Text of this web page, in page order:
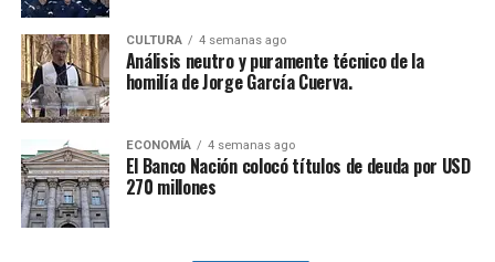
CULTURA 4 semanas ago
Análisis neutro y puramente técnico de la
homilía de Jorge García Cuerva.
ECONOMÍA 4 semanas ago
El Banco Nación colocó títulos de deuda por USD
270 millones